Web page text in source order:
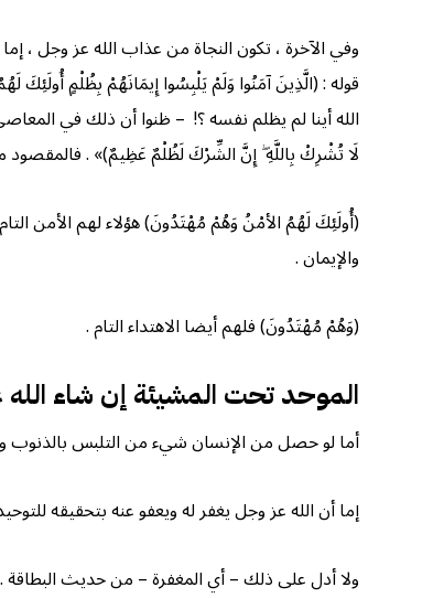
وفي الآخرة ، تكون النجاة من عذاب الله عز وجل ،
قوله : (الَّذِينَ آمَنُوا وَلَمْ يَلْبِسُوا إِيمَانَهُمْ بِظُلْمٍ
الله أينا لم يظلم نفسه ؟! – ظنوا أن ذلك في
لَا تُشْرِكْ بِاللَّهِ ۖ إِنَّ الشِّرْكَ لَظُلْمٌ عَظِيمٌ)» . فالمقصود
(أُولَئِكَ لَهُمُ الأمْنُ وَهُمْ مُهْتَدُونَ) هؤلاء لهم الأمن
والإيمان .
(وَهُمْ مُهْتَدُونَ) فلهم أيضا الاهتداء التام .
الموحد تحت المشيئة إن شاء
أما لو حصل من الإنسان شيء من التلبس بالذنوب
إما أن الله عز وجل يغفر له ويعفو عنه بتحقيقه
ولا أدل على ذلك – أي المغفرة – من حديث البطاقة .